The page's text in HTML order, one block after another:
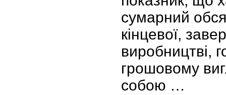
сумарний
кінцевої,
виробництві,
грошовому
собою …